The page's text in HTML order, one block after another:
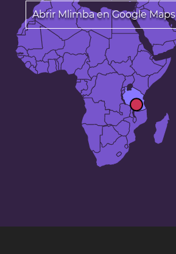
Abrir Mlimba en Google Maps